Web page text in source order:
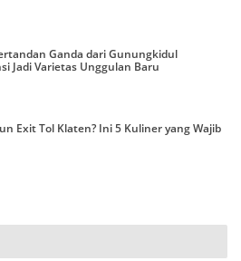
Ganda dari Gunungkidul
Jadi Varietas Unggulan Baru
Exit Tol Klaten? Ini 5 Kuliner yang Wajib